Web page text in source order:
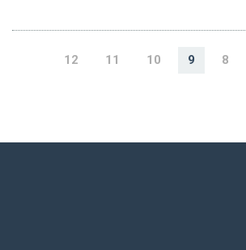
8
9
10
11
12